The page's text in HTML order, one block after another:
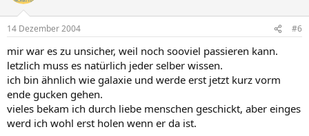
14 Dezember 2004 #6
mir war es zu unsicher, weil noch sooviel passieren kann.
letzlich muss es natürlich jeder selber wissen.
ich bin ähnlich wie galaxie und werde erst jetzt kurz vorm
ende gucken gehen.
vieles bekam ich durch liebe menschen geschickt, aber einges
werd ich wohl erst holen wenn er da ist.